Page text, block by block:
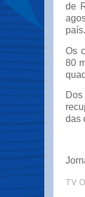
de
país.
Os
80
das
TV